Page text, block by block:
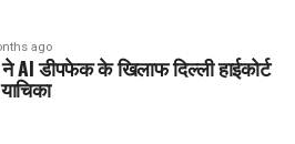
ago
ने AI डीपफेक के खिलाफ दिल्ली हाईकोर्ट